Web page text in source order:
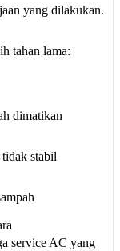
yang dilakukan.
tahan lama:
dimatikan
stabil
service AC yang